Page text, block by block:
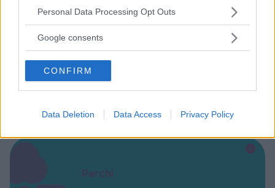
Please note that this website/app uses one or more Google
not limited to your visit or usage behaviour. You may click to
use your data for below specified purposes in below Google
consent section.
Personal Data Processing Opt Outs
Google consents
CONFIRM
Data Deletion Data Access Privacy Policy
Kinderheim
Baby Sitter
Parchi